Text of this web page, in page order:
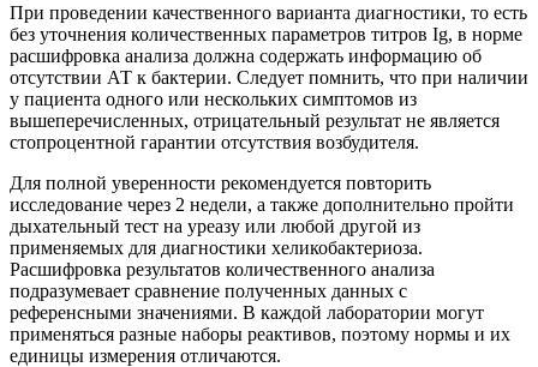
При проведении качественного варианта диагностики, то есть
без уточнения количественных параметров титров Ig, в норме
расшифровка анализа должна содержать информацию об
отсутствии АТ к бактерии. Следует помнить, что при наличии
у пациента одного или нескольких симптомов из
вышеперечисленных, отрицательный результат не является
стопроцентной гарантии отсутствия возбудителя.
Для полной уверенности рекомендуется повторить
исследование через 2 недели, а также дополнительно пройти
дыхательный тест на уреазу или любой другой из
применяемых для диагностики хеликобактериоза.
Расшифровка результатов количественного анализа
подразумевает сравнение полученных данных с
референсными значениями. В каждой лаборатории могут
применяться разные наборы реактивов, поэтому нормы и их
единицы измерения отличаются.